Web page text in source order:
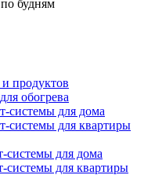
будням
продуктов
обогрева
системы для дома
системы для квартиры
системы для дома
системы для квартиры